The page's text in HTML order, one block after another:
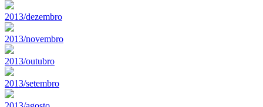
2013/dezembro
2013/novembro
2013/outubro
2013/setembro